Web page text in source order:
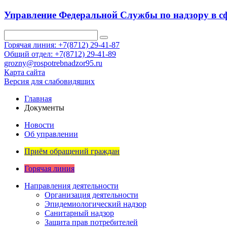
Управление Федеральной Службы по надзору в
Горячая линия: +7(8712) 29-41-87
Общий отдел: +7(8712) 29-41-89
grozny@rospotrebnadzor95.ru
Карта сайта
Версия для слабовидящих
Главная
Документы
Новости
Об управлении
Приём обращений граждан
Горячая линия
Направления деятельности
Организация деятельности
Эпидемиологический надзор
Санитарный надзор
Защита прав потребителей